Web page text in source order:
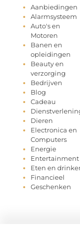
Aanbiedingen
Alarmsysteem
Auto's en
Motoren
Banen en
opleidingen
Beauty en
verzorging
Bedrijven
Blog
Cadeau
Dieren
Electronica en
Computers
Energie
Entertainment
Eten en
Financieel
Geschenken